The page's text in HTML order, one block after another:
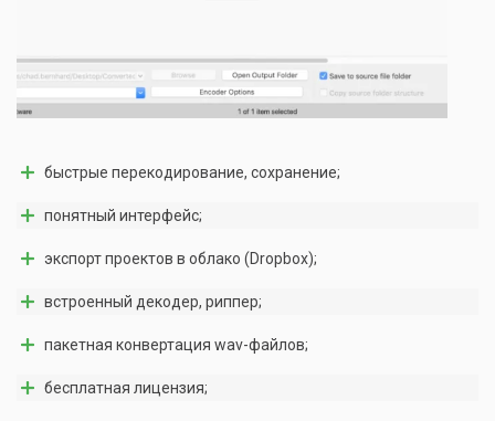
быстрые перекодирование, сохранение;
понятный интерфейс;
экспорт проектов в облако (Dropbox);
встроенный декодер, риппер;
пакетная конвертация wav-файлов;
бесплатная лицензия;